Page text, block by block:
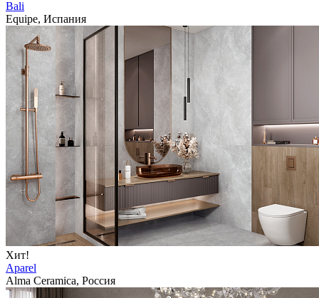
Bali
Equipe, Испания
Хит!
Aparel
Alma Ceramica, Россия